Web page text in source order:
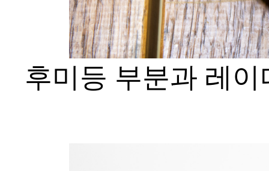
후미등 부분과 레